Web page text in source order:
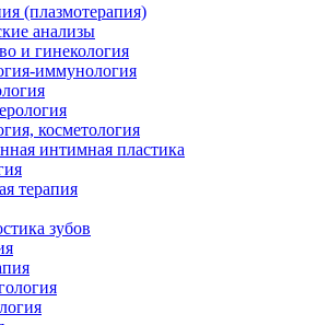
(плазмотерапия)
анализы
и гинекология
иммунология
косметология
интимная пластика
терапия
зубов